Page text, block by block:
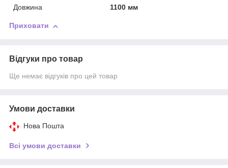
Довжина
1100 мм
Приховати
Відгуки про товар
Ще немає відгуків про цей товар
Умови доставки
Нова Пошта
Всі умови доставки